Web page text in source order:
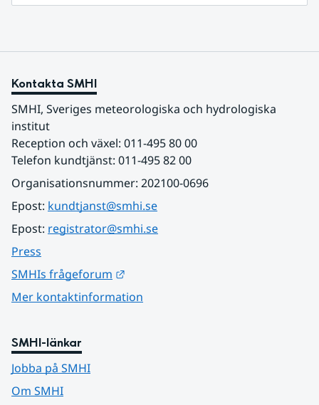
Kontakta SMHI
SMHI, Sveriges meteorologiska och hydrologiska
institut
Reception och växel: 011-495 80 00
Telefon kundtjänst: 011-495 82 00
Organisationsnummer: 202100-0696
Epost: kundtjanst@smhi.se
Epost: registrator@smhi.se
Press
SMHIs frågeforum
Mer kontaktinformation
SMHI-länkar
Jobba på SMHI
Om SMHI